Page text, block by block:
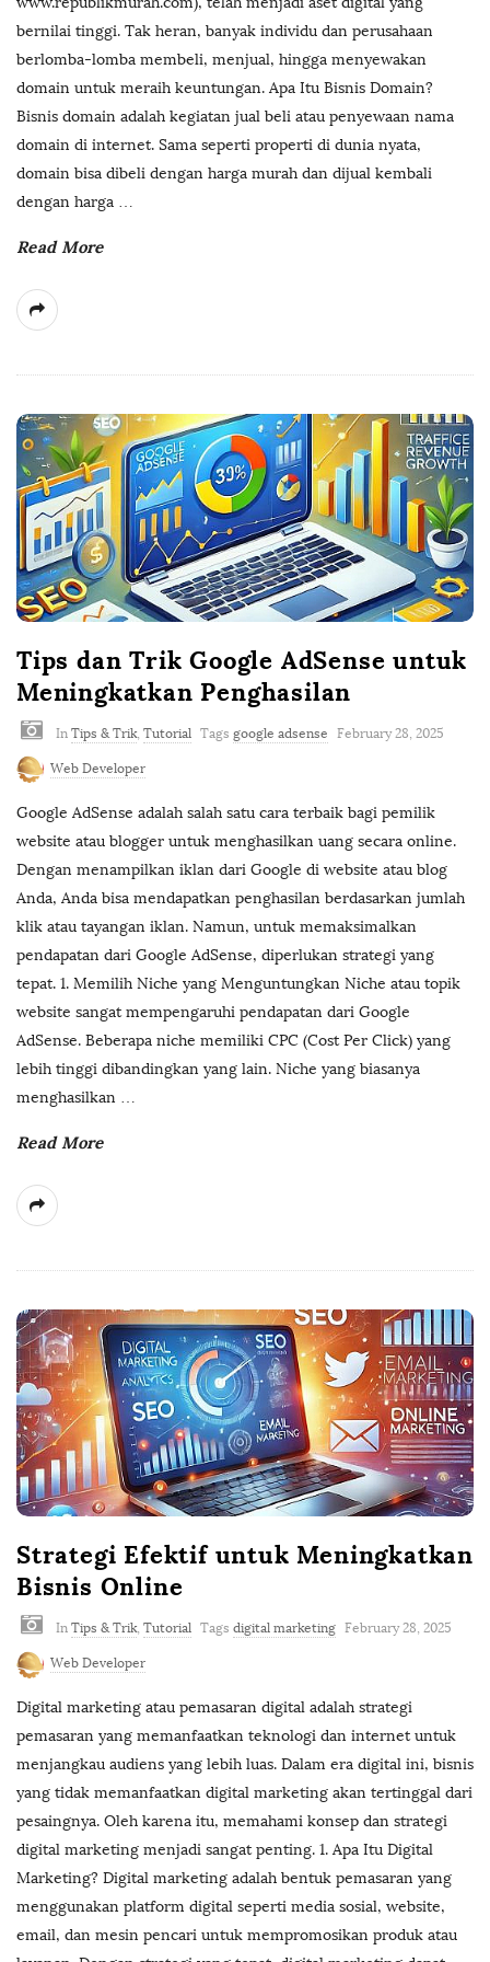
bernilai tinggi. Tak heran, banyak individu dan perusahaan
berlomba-lomba membeli, menjual, hingga menyewakan
domain untuk meraih keuntungan. Apa Itu Bisnis Domain?
Bisnis domain adalah kegiatan jual beli atau penyewaan nama
domain di internet. Sama seperti properti di dunia nyata,
domain bisa dibeli dengan harga murah dan dijual kembali
dengan harga …
Read More
Tips dan Trik Google AdSense untuk
Meningkatkan Penghasilan
In Tips & Trik, Tutorial Tags google adsense February 28, 2025
Web Developer
Google AdSense adalah salah satu cara terbaik bagi pemilik
website atau blogger untuk menghasilkan uang secara online.
Dengan menampilkan iklan dari Google di website atau blog
Anda, Anda bisa mendapatkan penghasilan berdasarkan jumlah
klik atau tayangan iklan. Namun, untuk memaksimalkan
pendapatan dari Google AdSense, diperlukan strategi yang
tepat. 1. Memilih Niche yang Menguntungkan Niche atau topik
website sangat mempengaruhi pendapatan dari Google
AdSense. Beberapa niche memiliki CPC (Cost Per Click) yang
lebih tinggi dibandingkan yang lain. Niche yang biasanya
menghasilkan …
Read More
Strategi Efektif untuk Meningkatkan
Bisnis Online
In Tips & Trik, Tutorial Tags digital marketing February 28, 2025
Web Developer
Digital marketing atau pemasaran digital adalah strategi
pemasaran yang memanfaatkan teknologi dan internet untuk
menjangkau audiens yang lebih luas. Dalam era digital ini, bisnis
yang tidak memanfaatkan digital marketing akan tertinggal dari
pesaingnya. Oleh karena itu, memahami konsep dan strategi
digital marketing menjadi sangat penting. 1. Apa Itu Digital
Marketing? Digital marketing adalah bentuk pemasaran yang
menggunakan platform digital seperti media sosial, website,
email, dan mesin pencari untuk mempromosikan produk atau